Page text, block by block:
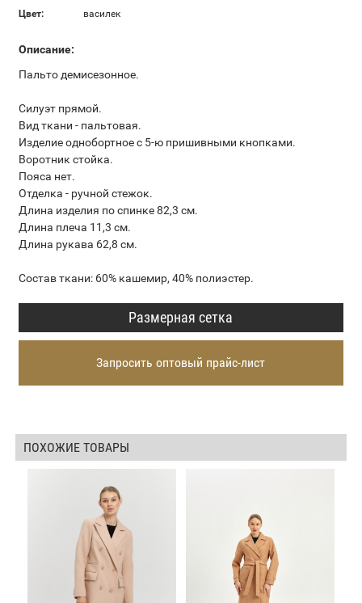
Цвет:
василек
Описание:
Пальто демисезонное.
Силуэт прямой.
Вид ткани - пальтовая.
Изделие однобортное с 5-ю пришивными кнопками.
Воротник стойка.
Пояса нет.
Отделка - ручной стежок.
Длина изделия по спинке 82,3 см.
Длина плеча 11,3 см.
Длина рукава 62,8 см.
Состав ткани: 60% кашемир, 40% полиэстер.
Размерная сетка
Запросить оптовый прайс-лист
ПОХОЖИЕ ТОВАРЫ